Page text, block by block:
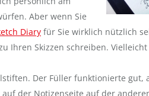
Aber wenn Sie
Diary für Sie wirklich nützlich
Ihren Skizzen schreiben.
Der Füller funktionierte gut,
der Notizenseite auf der